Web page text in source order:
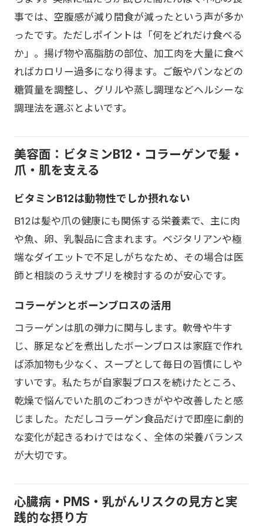
事では、空腹感が減り間食が減ったという声が多か
ったです。ただしポイントは「何をどれだけ食べる
か」。揚げ物や高脂肪の部位、加工肉を大量に食べ
ればカロリー過多になり得ます。ご飯やパンなどの
糖質量を調整し、グリルや蒸し調理などヘルシーな
調理法を選ぶとよいです。
美容面：ビタミンB12・コラーゲンで髪・
爪・肌を支える
ビタミンB12は動物性でしか摂れない
B12は髪や爪の健康にも関係する栄養素で、主に肉
や魚、卵、乳製品に含まれます。ベジタリアンや極
端なダイエットで不足しがちなため、その場合は医
師と相談のうえサプリを検討するのが安心です。
コラーゲンとボーンブロスの活用
コラーゲンは肌の弾力に関与します。軟骨や牛す
じ、豚足などを煮出したボーンブロスは家庭で作れ
ば添加物も少なく、スープとして毎日の習慣にしや
すいです。私たちが自家製ブロスを続けたところ、
乾燥で悩んでいた肌のごわつきがやや改善したと感
じました。ただしコラーゲン食品だけで即座に劇的
な変化が起きるわけではなく、全体の栄養バランス
が大切です。
心臓病・PMS・乳がんリスクの見方と実
践的な摂り方